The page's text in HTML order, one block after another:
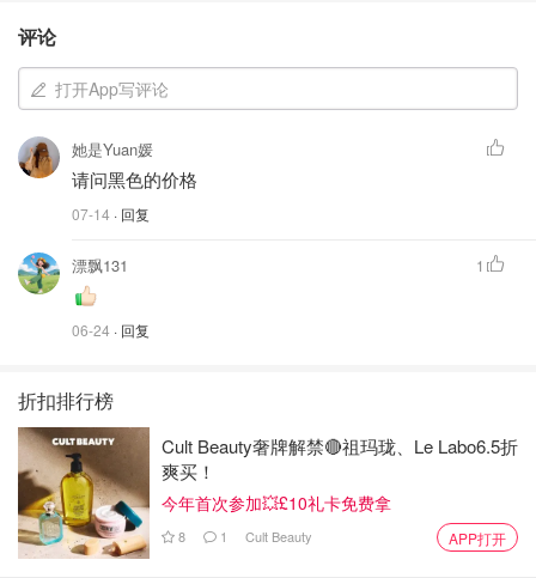
评论
打开App写评论
她是Yuan媛
请问黑色的价格
07-14 · 回复
漂飘131
06-24 · 回复
1
折扣排行榜
Cult Beauty奢牌解禁🔴祖玛珑、Le Labo6.5折
爽买！
今年首次参加💥£10礼卡免费拿
8 1 Cult Beauty APP打开